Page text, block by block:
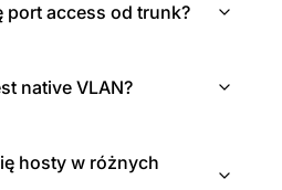
port access od trunk?
native VLAN?
hosty w różnych